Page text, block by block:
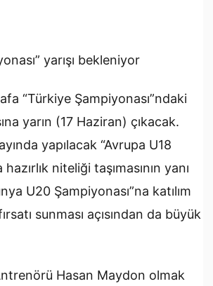
yarışı bekleniyor
“Türkiye Şampiyonası”ndaki
yarın (17 Haziran) çıkacak.
yapılacak “Avrupa U18
niteliği taşımasının yanı
U20 Şampiyonası”na katılım
sunması açısından da büyük
Hasan Maydon olmak